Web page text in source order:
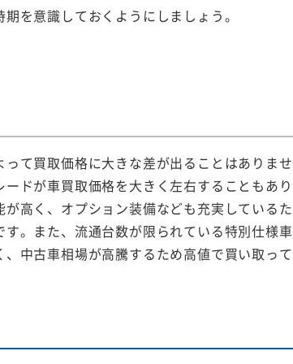
を意識しておくようにしましょう。
て買取価格に大きな差が出ることはありませ
ドが車買取価格を大きく左右することもあり
高く、オプション装備なども充実しているた
。また、流通台数が限られている特別仕様車
中古車相場が高騰するため高値で買い取って